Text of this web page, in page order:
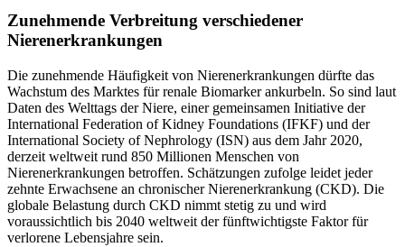
Zunehmende Verbreitung verschiedener
Nierenerkrankungen
Die zunehmende Häufigkeit von Nierenerkrankungen dürfte das
Wachstum des Marktes für renale Biomarker ankurbeln. So sind laut
Daten des Welttags der Niere, einer gemeinsamen Initiative der
International Federation of Kidney Foundations (IFKF) und der
International Society of Nephrology (ISN) aus dem Jahr 2020,
derzeit weltweit rund 850 Millionen Menschen von
Nierenerkrankungen betroffen. Schätzungen zufolge leidet jeder
zehnte Erwachsene an chronischer Nierenerkrankung (CKD). Die
globale Belastung durch CKD nimmt stetig zu und wird
voraussichtlich bis 2040 weltweit der fünftwichtigste Faktor für
verlorene Lebensjahre sein.